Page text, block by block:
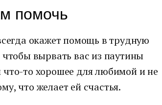
помочь
окажет помощь в трудную
вырвать вас из паутины
то хорошее для любимой и не
что желает ей счастья.